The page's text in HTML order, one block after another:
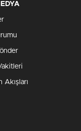
Akışları